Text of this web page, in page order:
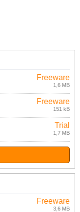
Freeware
1,6 MB
Freeware
151 kB
Trial
1,7 MB
Freeware
3,6 MB